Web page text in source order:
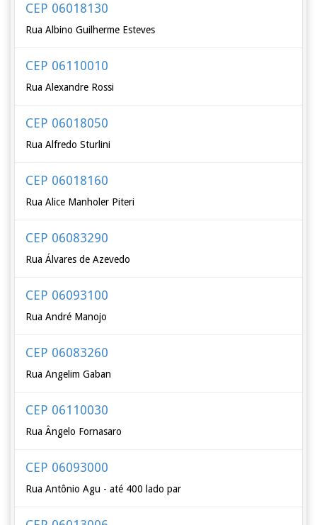
CEP 06018130
Rua Albino Guilherme Esteves
CEP 06110010
Rua Alexandre Rossi
CEP 06018050
Rua Alfredo Sturlini
CEP 06018160
Rua Alice Manholer Piteri
CEP 06083290
Rua Álvares de Azevedo
CEP 06093100
Rua André Manojo
CEP 06083260
Rua Angelim Gaban
CEP 06110030
Rua Ângelo Fornasaro
CEP 06093000
Rua Antônio Agu - até 400 lado par